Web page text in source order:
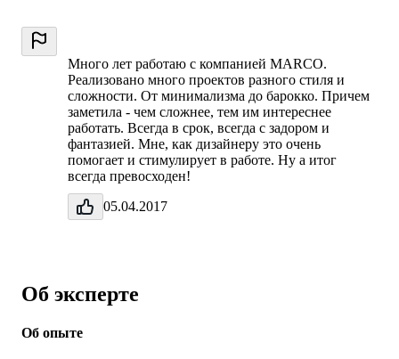
Много лет работаю с компанией МARCO.
Реализовано много проектов разного стиля и
сложности. От минимализма до барокко. Причем
заметила - чем сложнее, тем им интереснее
работать. Всегда в срок, всегда с задором и
фантазией. Мне, как дизайнеру это очень
помогает и стимулирует в работе. Ну а итог
всегда превосходен!
05.04.2017
Об эксперте
Об опыте